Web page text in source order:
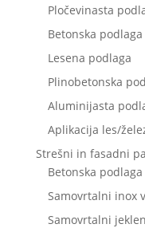
Pločevinasta
Betonska podlaga
Lesena podlaga
Plinobetonska
Aluminijasta
Aplikacija les/
Strešni in fasadni
Betonska podlaga
Samovrtalni inox
Samovrtalni